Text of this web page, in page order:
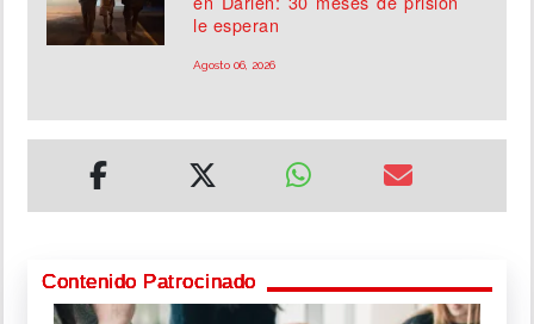
le esperan
Agosto 06, 2026
Contenido Patrocinado